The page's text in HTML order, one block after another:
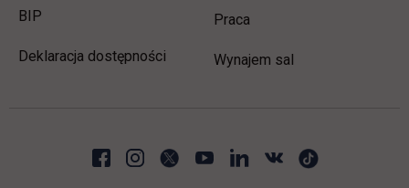
BIP link otwiera się w nowej karcie
Deklaracja dostępności
Praca
Wynajem sal